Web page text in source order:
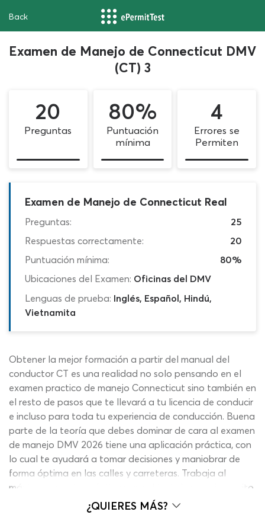
Back
Examen de Manejo de Connecticut DMV
(CT) 3
20
Preguntas
80%
Puntuación
mínima
4
Errores se
Permiten
Examen de Manejo de Connecticut Real
Preguntas:
25
Respuestas correctamente:
20
Puntuación mínima:
80%
Ubicaciones del Examen: Oficinas del DMV
Lenguas de prueba: Inglés, Español, Hindú,
Vietnamita
Obtener la mejor formación a partir del manual del
conductor CT es una realidad no solo pensando en el
examen practico de manejo Connecticut sino también en
el resto de pasos que te llevará a tu licencia de conducir
e incluso para toda tu experiencia de conducción. Buena
parte de la teoría que debes dominar de cara al examen
de manejo DMV 2026 tiene una aplicación práctica, con
lo cual te ayudará a tomar decisiones y maniobrar de
forma óptima en las calles y carreteras. Trabaja al
máximo con esta práctica para el test de manejo escrito
CT 2026 y encontrarás el balance perfecto para
comprobar y aumentar tus conocimientos en cada una
¿QUIERES MÁS?